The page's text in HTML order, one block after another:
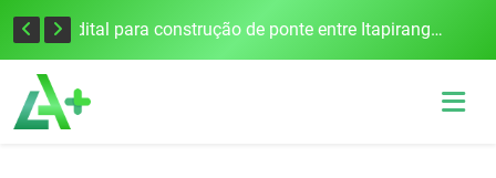
Edital para construção de ponte entre Itapiranga e Barra do Guarita deve ser lançado no segundo semestre